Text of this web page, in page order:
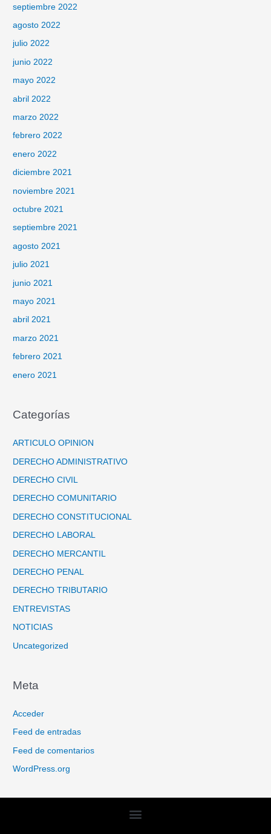
septiembre 2022
agosto 2022
julio 2022
junio 2022
mayo 2022
abril 2022
marzo 2022
febrero 2022
enero 2022
diciembre 2021
noviembre 2021
octubre 2021
septiembre 2021
agosto 2021
julio 2021
junio 2021
mayo 2021
abril 2021
marzo 2021
febrero 2021
enero 2021
Categorías
ARTICULO OPINION
DERECHO ADMINISTRATIVO
DERECHO CIVIL
DERECHO COMUNITARIO
DERECHO CONSTITUCIONAL
DERECHO LABORAL
DERECHO MERCANTIL
DERECHO PENAL
DERECHO TRIBUTARIO
ENTREVISTAS
NOTICIAS
Uncategorized
Meta
Acceder
Feed de entradas
Feed de comentarios
WordPress.org